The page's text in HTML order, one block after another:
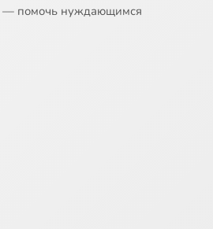
— помочь нуждающимся